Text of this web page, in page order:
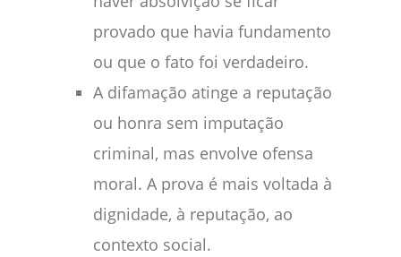
provado que havia fundamento
ou que o fato foi verdadeiro.
A difamação atinge a reputação
ou honra sem imputação
criminal, mas envolve ofensa
moral. A prova é mais voltada à
dignidade, à reputação, ao
contexto social.